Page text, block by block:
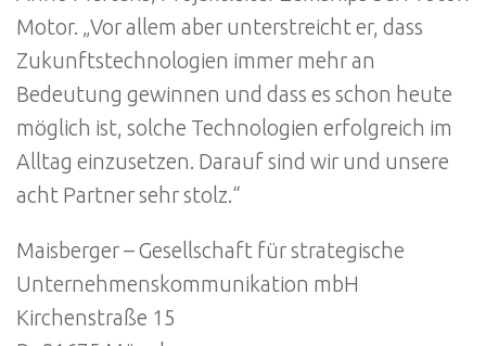
Motor. „Vor allem aber unterstreicht er, dass
Zukunftstechnologien immer mehr an
Bedeutung gewinnen und dass es schon heute
möglich ist, solche Technologien erfolgreich im
Alltag einzusetzen. Darauf sind wir und unsere
acht Partner sehr stolz.“
Maisberger – Gesellschaft für strategische
Unternehmenskommunikation mbH
Kirchenstraße 15